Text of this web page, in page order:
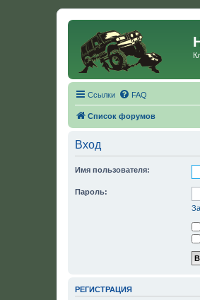
Ссылки FAQ
Список форумов
Вход
Имя пользователя:
Пароль:
РЕГИСТРАЦИЯ